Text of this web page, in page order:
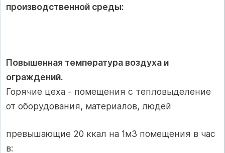
производственной среды:
Повышенная температура воздуха и
ограждений.
Горячие цеха - помещения с тепловыделение
от оборудования, материалов, людей
превышающие 20 ккал на 1м3 помещения в час
в: